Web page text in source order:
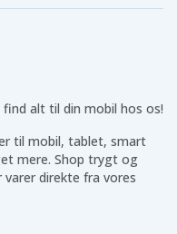
alt til din mobil hos os!
til mobil, tablet, smart
mere. Shop trygt og
direkte fra vores